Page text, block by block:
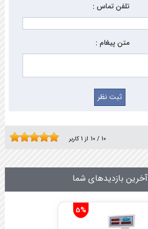
تلفن تماس :
متن پیغام :
10 / 10 از 1کاربر
آخرین بازدیدهای شما
5%